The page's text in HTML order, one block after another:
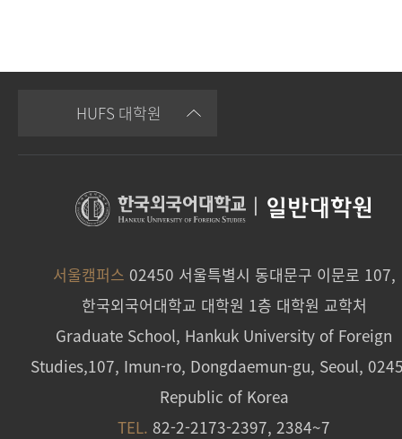
HUFS 대학원
일반대학원
서울캠퍼스 02450 서울특별시 동대문구 이문로 107,
한국외국어대학교 대학원 1층 대학원 교학처
Graduate School, Hankuk University of Foreign
Studies,107, Imun-ro, Dongdaemun-gu, Seoul,
Republic of Korea
TEL. 82-2-2173-2397, 2384~7